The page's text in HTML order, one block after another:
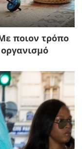
ποιον τρόπο